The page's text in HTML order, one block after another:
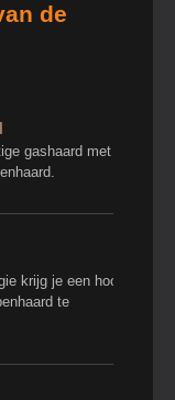
de
gashaard met
krijg je een hoog
te